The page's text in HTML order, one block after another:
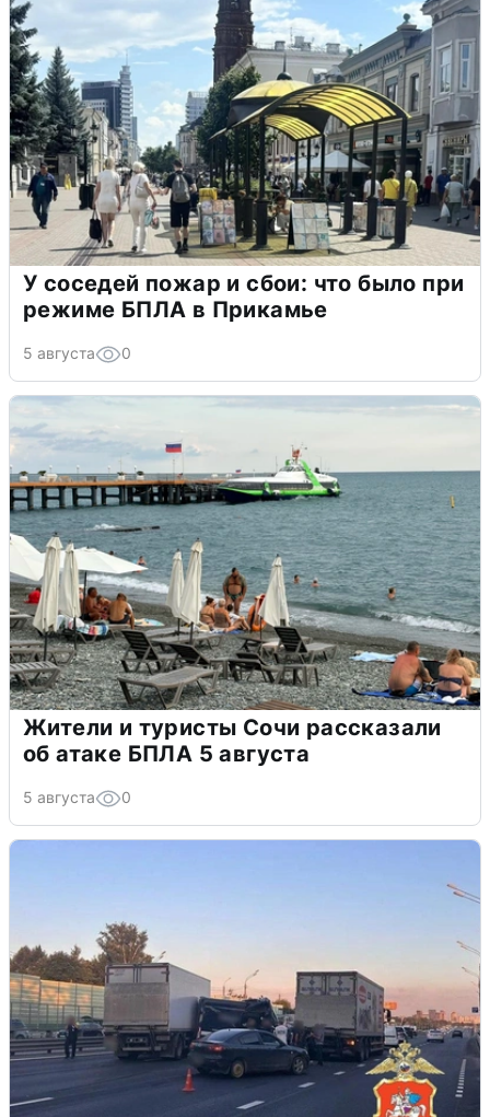
У соседей пожар и сбои: что было при
режиме БПЛА в Прикамье
5 августа 0
Жители и туристы Сочи рассказали
об атаке БПЛА 5 августа
5 августа 0